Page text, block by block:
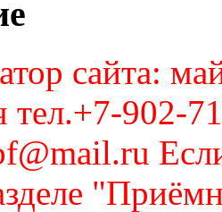
сайта:
тел.+7-902-